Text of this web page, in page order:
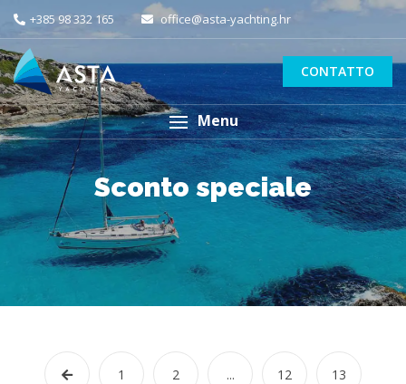
+385 98 332 165 office@asta-yachting.hr
CONTATTO
Menu
Sconto speciale
1 2 ... 12 13